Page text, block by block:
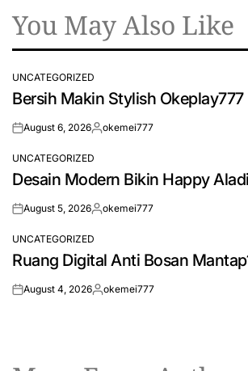
You May Also Like
POSTED
IN
UNCATEGORIZED
Bersih Makin Stylish Okeplay777
onAugust 6, 2026Posted
okemei777
POSTED
IN
UNCATEGORIZED
Desain Modern Bikin Happy
onAugust 5, 2026Posted
okemei777
POSTED
IN
UNCATEGORIZED
Ruang Digital Anti Bosan
onAugust 4, 2026Posted
okemei777